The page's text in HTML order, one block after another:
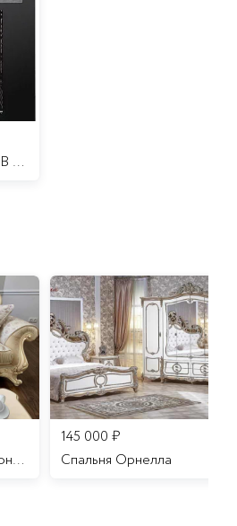
Духовой шкаф Electrolux EZB 52410 AK
Комплект мягкой мебели Мона Лиза
145 000 ₽
Cпальня Орнелла